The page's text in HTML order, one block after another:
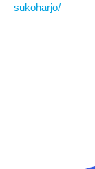
sukoharjo/